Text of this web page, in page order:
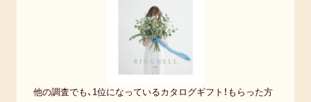
他の調査でも、1位になっているカタログギフト！もらった方